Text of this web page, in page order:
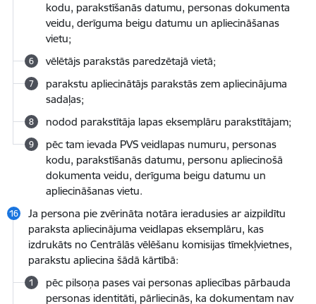
kodu, parakstīšanās datumu, personas dokumenta
veidu, derīguma beigu datumu un apliecināšanas
vietu;
vēlētājs parakstās paredzētajā vietā;
parakstu apliecinātājs parakstās zem apliecinājuma
sadaļas;
nodod parakstītāja lapas eksemplāru parakstītājam;
pēc tam ievada PVS veidlapas numuru, personas
kodu, parakstīšanās datumu, personu apliecinošā
dokumenta veidu, derīguma beigu datumu un
apliecināšanas vietu.
Ja persona pie zvērināta notāra ieradusies ar aizpildītu
paraksta apliecinājuma veidlapas eksemplāru, kas
izdrukāts no Centrālās vēlēšanu komisijas tīmekļvietnes,
parakstu apliecina šādā kārtībā:
pēc pilsoņa pases vai personas apliecības pārbauda
personas identitāti, pārliecinās, ka dokumentam nav